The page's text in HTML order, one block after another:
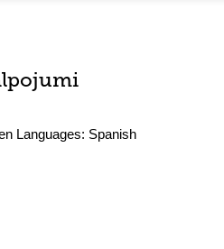
Languages: Spanish